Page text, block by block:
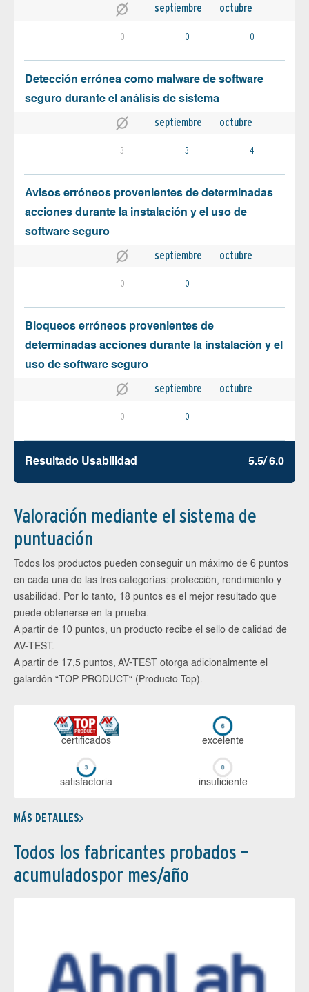
septiembre octubre
0 0 0
Detección errónea como malware de software
seguro durante el análisis de sistema
septiembre octubre
3 3 4
Avisos erróneos provenientes de determinadas
acciones durante la instalación y el uso de
software seguro
septiembre octubre
0 0
Bloqueos erróneos provenientes de
determinadas acciones durante la instalación y el
uso de software seguro
septiembre octubre
0 0
Resultado Usabilidad 5.5/ 6.0
Valoración mediante el sistema de
puntuación
Todos los productos pueden conseguir un máximo de 6 puntos
en cada una de las tres categorías: protección, rendimiento y
usabilidad. Por lo tanto, 18 puntos es el mejor resultado que
puede obtenerse en la prueba.
A partir de 10 puntos, un producto recibe el sello de calidad de
AV-TEST.
A partir de 17,5 puntos, AV-TEST otorga adicionalmente el
galardón “TOP PRODUCT“ (Producto Top).
certi­ficados ex­ce­len­te
sa­tis­fac­to­ria in­su­fi­cien­te
MÁS DETALLES
Todos los fabricantes probados –
acumuladospor mes/año